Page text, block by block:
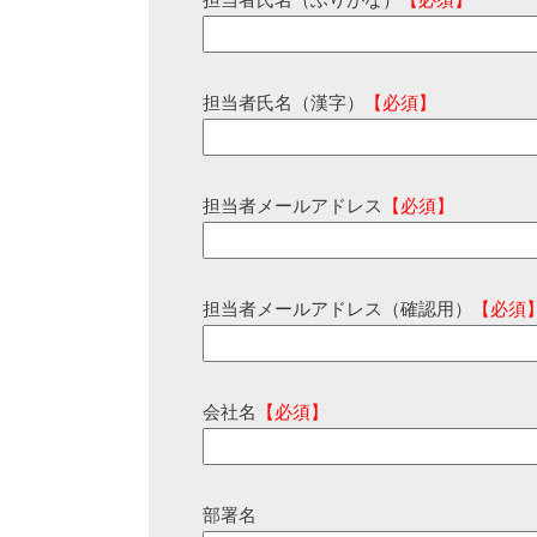
担当者氏名（漢字） 【必須】
担当者メールアドレス 【必須】
担当者メールアドレス（確認用） 【必須
会社名 【必須】
部署名